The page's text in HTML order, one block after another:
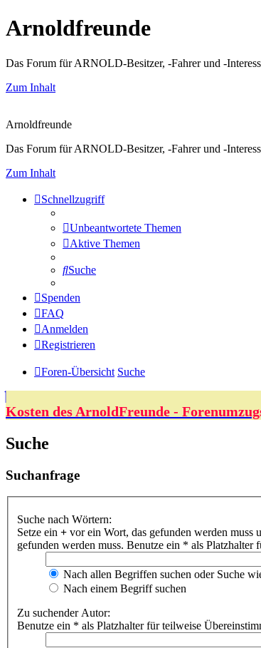
Arnoldfreunde
Das Forum für ARNOLD-Besitzer, -Fahrer und -
Zum Inhalt
Arnoldfreunde
Das Forum für ARNOLD-Besitzer, -Fahrer und -
Zum Inhalt
Schnellzugriff
Unbeantwortete Themen
Aktive Themen
Suche
Spenden
FAQ
Anmelden
Registrieren
Foren-Übersicht Suche
Kosten des ArnoldFreunde -
Suche
Suchanfrage
Suche nach Wörtern:
Setze ein + vor ein Wort, das gefunden werden muss
gefunden werden muss. Benutze ein * als Platzhalter
Nach allen Begriffen suchen oder Suche
Nach einem Begriff suchen
Zu suchender Autor:
Benutze ein * als Platzhalter für teilweise